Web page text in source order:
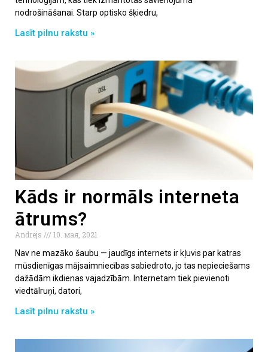
nodrošināšanai. Starp optisko šķiedru,
Lasīt pilnu rakstu »
Kāds ir normāls interneta
ātrums?
Andrejs
10. мая, 2021
Nav ne mazāko šaubu — jaudīgs internets ir kļuvis par katras
mūsdienīgas mājsaimniecības sabiedroto, jo tas nepieciešams
dažādām ikdienas vajadzībām. Internetam tiek pievienoti
viedtālruņi, datori,
Lasīt pilnu rakstu »